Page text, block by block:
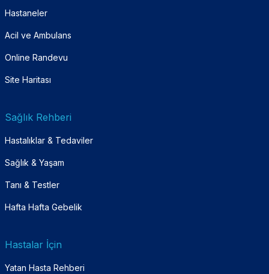
Hastaneler
Acil ve Ambulans
Online Randevu
Site Haritası
Sağlık Rehberi
Hastalıklar & Tedaviler
Sağlık & Yaşam
Tanı & Testler
Hafta Hafta Gebelik
Hastalar İçin
Yatan Hasta Rehberi